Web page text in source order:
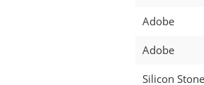
Adobe
Adobe
Silicon Stone